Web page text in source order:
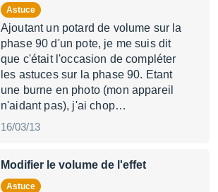
Astuce
Ajoutant un potard de volume sur la
phase 90 d'un pote, je me suis dit
que c'était l'occasion de compléter
les astuces sur la phase 90. Etant
une burne en photo (mon appareil
n'aidant pas), j'ai chop…
16/03/13
Modifier le volume de l'effet
Astuce